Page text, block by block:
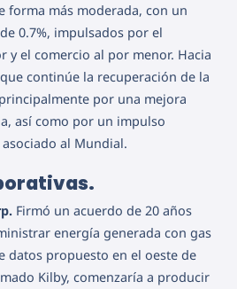
forma más moderada, con un
0.7%, impulsados por el
y el comercio al por menor. Hacia
continúe la recuperación de la
por una mejora
así como por un impulso
al Mundial.
Firmó un acuerdo de 20 años
energía generada con gas
datos propuesto en el oeste de
Kilby, comenzaría a producir